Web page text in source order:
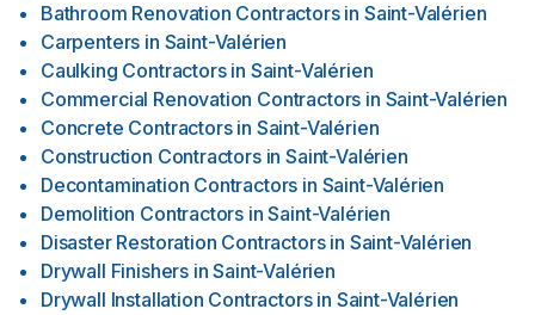
Bathroom Renovation Contractors in Saint-Valérien
Carpenters in Saint-Valérien
Caulking Contractors in Saint-Valérien
Commercial Renovation Contractors in Saint-Valérien
Concrete Contractors in Saint-Valérien
Construction Contractors in Saint-Valérien
Decontamination Contractors in Saint-Valérien
Demolition Contractors in Saint-Valérien
Disaster Restoration Contractors in Saint-Valérien
Drywall Finishers in Saint-Valérien
Drywall Installation Contractors in Saint-Valérien